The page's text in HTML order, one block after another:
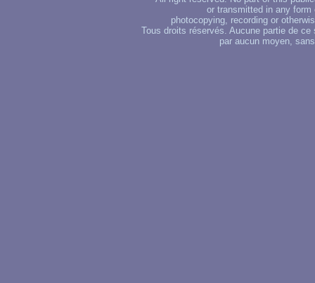
or transmitted in any
photocopying, recording or
Tous droits réservés. Aucune partie de
par aucun moyen,